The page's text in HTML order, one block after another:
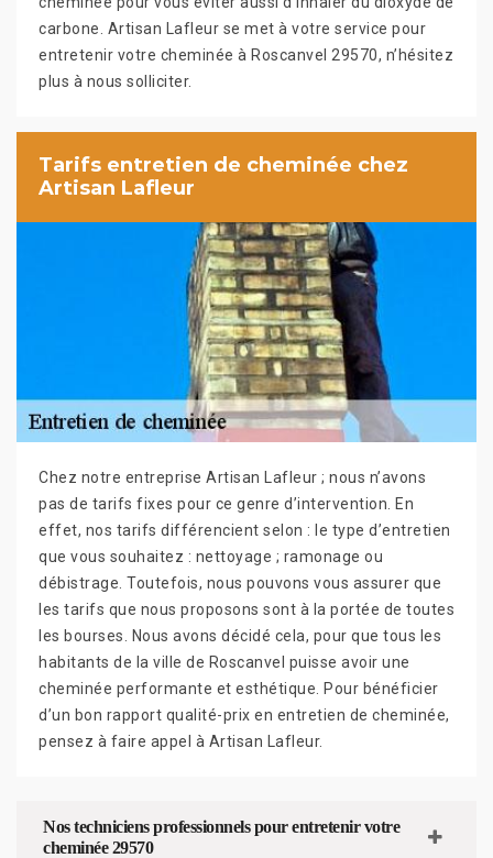
carbone. Artisan Lafleur se met à votre service pour
entretenir votre cheminée à Roscanvel 29570, n’hésitez
plus à nous solliciter.
Tarifs entretien de cheminée chez
Artisan Lafleur
Chez notre entreprise Artisan Lafleur ; nous n’avons
pas de tarifs fixes pour ce genre d’intervention. En
effet, nos tarifs différencient selon : le type d’entretien
que vous souhaitez : nettoyage ; ramonage ou
débistrage. Toutefois, nous pouvons vous assurer que
les tarifs que nous proposons sont à la portée de toutes
les bourses. Nous avons décidé cela, pour que tous les
habitants de la ville de Roscanvel puisse avoir une
cheminée performante et esthétique. Pour bénéficier
d’un bon rapport qualité-prix en entretien de cheminée,
pensez à faire appel à Artisan Lafleur.
Nos techniciens professionnels pour entretenir votre
cheminée 29570